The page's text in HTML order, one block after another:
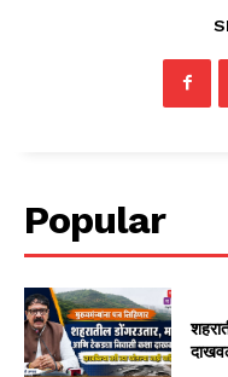
Popular